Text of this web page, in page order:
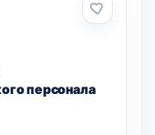
персонала